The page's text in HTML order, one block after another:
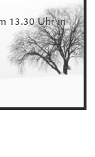
13.30 Uhr in